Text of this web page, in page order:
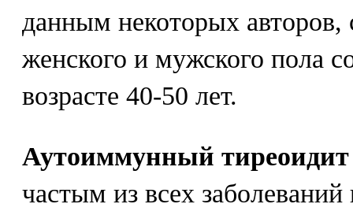
данным некоторых
женского и мужского пола
возрасте 40-50 лет.
Аутоиммунный тиреоидит
частым из всех